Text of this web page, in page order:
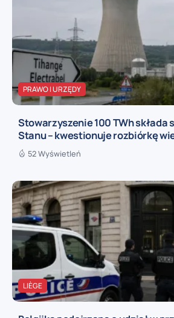
PRAWO I URZĘDY
Stowarzyszenie 100 TWh składa
Stanu – kwestionuje rozbiórkę
52 Wyświetleń
LIÈGE